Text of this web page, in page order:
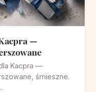
—
Kacpra —
śmieszne.